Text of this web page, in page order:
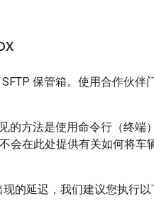
保管箱。使用合作伙伴
的方法是使用命令行（终端
会在此处提供有关如何将车
的延迟，我们建议您执行以